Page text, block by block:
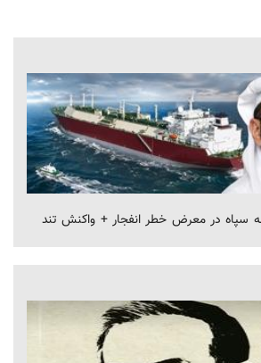
در معرض خطر انفجار + واکنش تند